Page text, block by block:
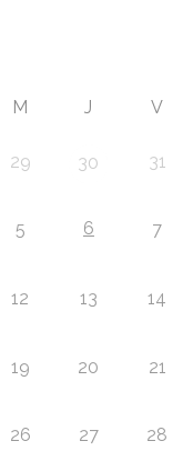
M J V
29 30 31
5 6 7
12 13 14
19 20 21
26 27 28